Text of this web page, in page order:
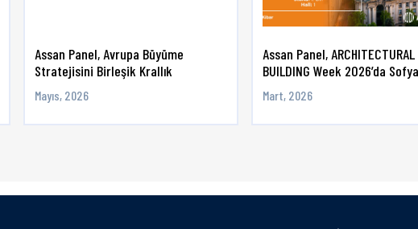
Assan Panel, Avrupa Büyüme
Stratejisini Birleşik Krallık
Yatırımıy ...
Mayıs, 2026
Assan Panel, ARCHITECTURAL
BUILDING Week 2026’da
Sektörle ...
Mart, 2026